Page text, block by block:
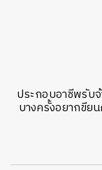
ประกอบอาชีพรับ
บางครั้งอยากขีย